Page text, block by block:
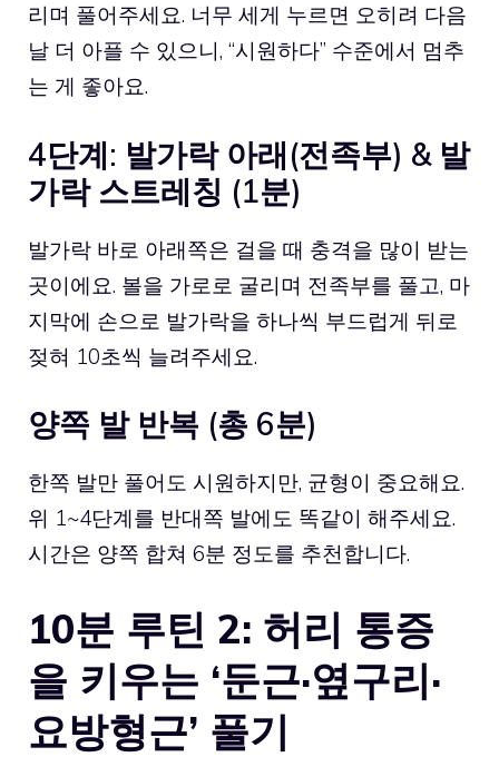
리며 풀어주세요. 너무 세게 누르면 오히려 다음
날 더 아플 수 있으니, “시원하다” 수준에서 멈추
는 게 좋아요.
4단계: 발가락 아래(전족부) & 발
가락 스트레칭 (1분)
발가락 바로 아래쪽은 걸을 때 충격을 많이 받는
곳이에요. 볼을 가로로 굴리며 전족부를 풀고, 마
지막에 손으로 발가락을 하나씩 부드럽게 뒤로
젖혀 10초씩 늘려주세요.
양쪽 발 반복 (총 6분)
한쪽 발만 풀어도 시원하지만, 균형이 중요해요.
위 1~4단계를 반대쪽 발에도 똑같이 해주세요.
시간은 양쪽 합쳐 6분 정도를 추천합니다.
10분 루틴 2: 허리 통증
을 키우는 ‘둔근·옆구리·
요방형근’ 풀기